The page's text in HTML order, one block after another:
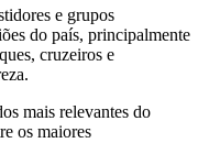
e grupos
do país, principalmente
cruzeiros e
mais relevantes do
os maiores